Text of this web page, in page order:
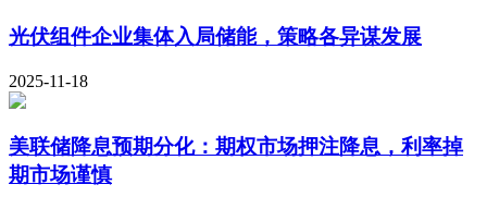
光伏组件企业集体入局储能，策略各异谋发展
2025-11-18
美联储降息预期分化：期权市场押注降息，利率掉
期市场谨慎